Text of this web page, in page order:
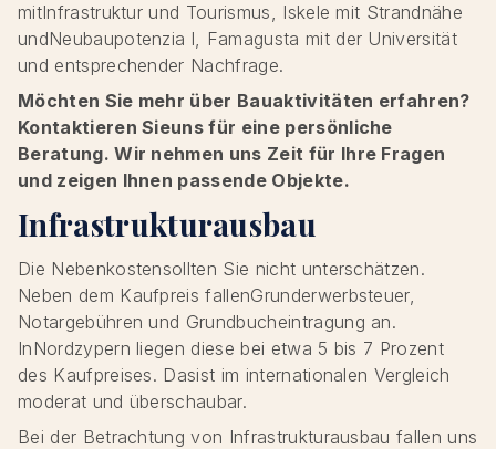
mitInfrastruktur und Tourismus, Iskele mit Strandnähe
undNeubaupotenzia l, Famagusta mit der Universität
und entsprechender Nachfrage.
Möchten Sie mehr über Bauaktivitäten erfahren?
Kontaktieren Sieuns für eine persönliche
Beratung. Wir nehmen uns Zeit für Ihre Fragen
und zeigen Ihnen passende Objekte.
Infrastrukturausbau
Die Nebenkostensollten Sie nicht unterschätzen.
Neben dem Kaufpreis fallenGrunderwerbsteuer,
Notargebühren und Grundbucheintragung an.
InNordzypern liegen diese bei etwa 5 bis 7 Prozent
des Kaufpreises. Dasist im internationalen Vergleich
moderat und überschaubar.
Bei der Betrachtung von Infrastrukturausbau fallen uns